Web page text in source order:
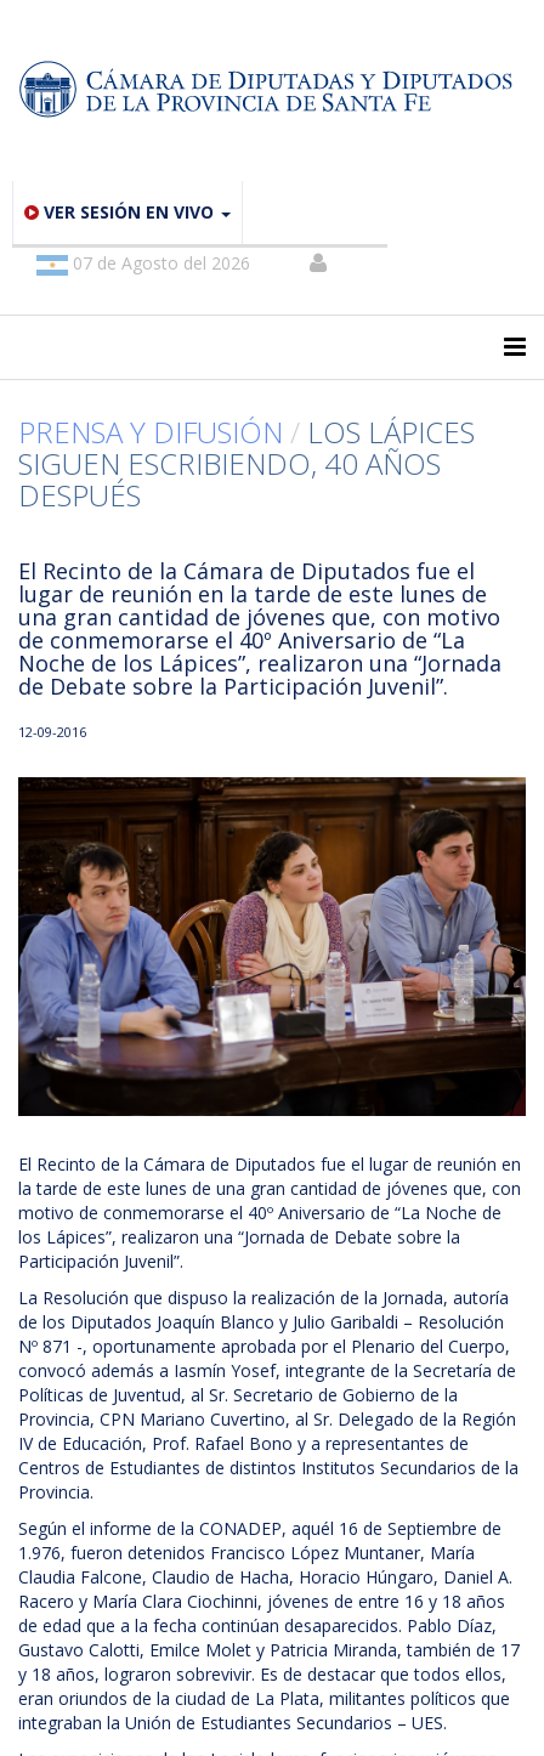
VER SESIÓN EN VIVO
07 de Agosto del 2026
PRENSA Y DIFUSIÓN / LOS LÁPICES
SIGUEN ESCRIBIENDO, 40 AÑOS
DESPUÉS
El Recinto de la Cámara de Diputados fue el
lugar de reunión en la tarde de este lunes de
una gran cantidad de jóvenes que, con motivo
de conmemorarse el 40º Aniversario de “La
Noche de los Lápices”, realizaron una “Jornada
de Debate sobre la Participación Juvenil”.
12-09-2016
El Recinto de la Cámara de Diputados fue el lugar de reunión en
la tarde de este lunes de una gran cantidad de jóvenes que, con
motivo de conmemorarse el 40º Aniversario de “La Noche de
los Lápices”, realizaron una “Jornada de Debate sobre la
Participación Juvenil”.
La Resolución que dispuso la realización de la Jornada, autoría
de los Diputados Joaquín Blanco y Julio Garibaldi – Resolución
Nº 871 -, oportunamente aprobada por el Plenario del Cuerpo,
convocó además a Iasmín Yosef, integrante de la Secretaría de
Políticas de Juventud, al Sr. Secretario de Gobierno de la
Provincia, CPN Mariano Cuvertino, al Sr. Delegado de la Región
IV de Educación, Prof. Rafael Bono y a representantes de
Centros de Estudiantes de distintos Institutos Secundarios de la
Provincia.
Según el informe de la CONADEP, aquél 16 de Septiembre de
1.976, fueron detenidos Francisco López Muntaner, María
Claudia Falcone, Claudio de Hacha, Horacio Húngaro, Daniel A.
Racero y María Clara Ciochinni, jóvenes de entre 16 y 18 años
de edad que a la fecha continúan desaparecidos. Pablo Díaz,
Gustavo Calotti, Emilce Molet y Patricia Miranda, también de 17
y 18 años, lograron sobrevivir. Es de destacar que todos ellos,
eran oriundos de la ciudad de La Plata, militantes políticos que
integraban la Unión de Estudiantes Secundarios – UES.